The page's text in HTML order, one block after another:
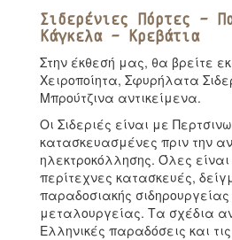
Σιδερένιες Πόρτες -
Κάγκελα - Κρεβάτια
Στην έκθεσή μας, θα βρείτε
Χειροποίητα, Σφυρήλατα
Μπρούτζινα αντικείμενα.
Οι Σιδεριές είναι με
κατασκευασμένες πριν την
ηλεκτροκόλλησης. Όλες είναι
περίτεχνες κατασκευές,
παραδοσιακής σιδηρουργείας
μεταλουργείας. Τα σχέδια
Ελληνικές παραδόσεις και